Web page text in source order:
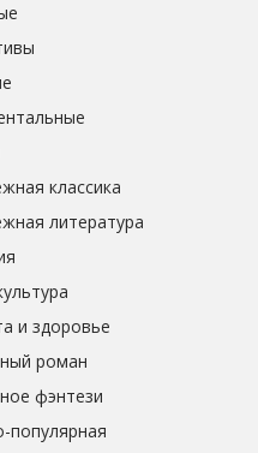
классика
литература
и здоровье
роман
фэнтези
популярная